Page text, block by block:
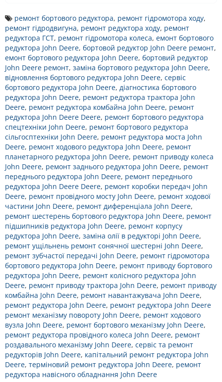
ремонт бортового редуктора, ремонт гідромотора ходу,
ремонт гідродвигуна, ремонт редуктора ходу, ремонт
редуктора ГСТ, ремонт гідромотора колеса, емонт бортового
редуктора John Deere, бортовой редуктор John Deere ремонт,
емонт бортового редуктора John Deere, бортовий редуктор
John Deere ремонт, заміна бортового редуктора John Deere,
відновлення бортового редуктора John Deere, сервіс
бортового редуктора John Deere, діагностика бортового
редуктора John Deere, ремонт редуктора трактора John
Deere, ремонт редуктора комбайна John Deere, ремонт
редуктора John Deere Deere, ремонт бортового редуктора
спецтехніки John Deere, ремонт бортового редуктора
сільгосптехніки John Deere, ремонт редуктора моста John
Deere, ремонт ходового редуктора John Deere, ремонт
планетарного редуктора John Deere, ремонт приводу колеса
John Deere, ремонт заднього редуктора John Deere, ремонт
переднього редуктора John Deere, ремонт переднього
редуктора John Deere Deere, ремонт коробки передач John
Deere, ремонт провідного мосту John Deere, ремонт ходової
частини John Deere, ремонт диференціала John Deere,
ремонт шестерень бортового редуктора John Deere, ремонт
підшипників редуктора John Deere, ремонт корпусу
редуктора John Deere, заміна олії в редукторі John Deere,
ремонт ущільнень ремонт сонячної шестерні John Deere,
ремонт зубчастої передачі John Deere, ремонт гідромотора
бортового редуктора John Deere, ремонт приводу бортового
редуктора John Deere, ремонт колісного редуктора John
Deere, ремонт приводу трактора John Deere, ремонт приводу
комбайна John Deere, ремонт навантажувача John Deere,
ремонт редуктора John Deere, ремонт редуктора John Deere
ремонт механізму повороту John Deere, ремонт ходового
вузла John Deere, ремонт бортового механізму John Deere,
ремонт редуктора провідного колеса John Deere, ремонт
роздавального механізму John Deere, сервіс та ремонт
редукторів John Deere, капітальний ремонт редуктора John
Deere, терміновий ремонт редуктора John Deere, ремонт
редуктора навісного обладнання John Deere